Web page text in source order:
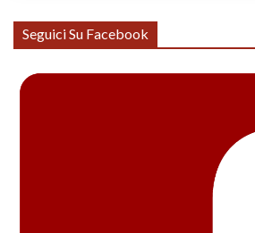
Seguici Su Facebook